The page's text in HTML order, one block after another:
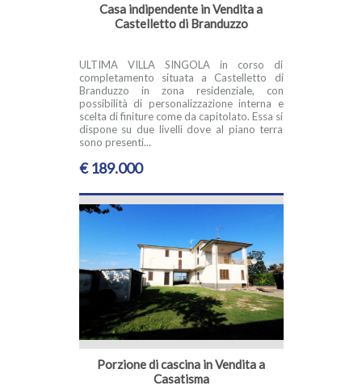
Casa indipendente in Vendita a
Castelletto di Branduzzo
ULTIMA VILLA SINGOLA in corso di
completamento situata a Castelletto di
Branduzzo in zona residenziale, con
possibilità di personalizzazione interna e
scelta di finiture come da capitolato. Essa si
dispone su due livelli dove al piano terra
sono presenti...
€ 189.000
Porzione di cascina in Vendita a
Casatisma